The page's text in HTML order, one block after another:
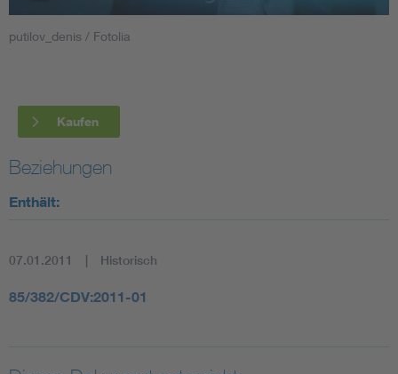
Smart Cities
Blitzschutz: DIN EN 62305 in der Übersicht
Circular Economy für mehr Ressourceneffizienz
putilov_denis / Fotolia
Kaufen
Beziehungen
Enthält:
07.01.2011 Historisch
85/382/CDV:2011-01